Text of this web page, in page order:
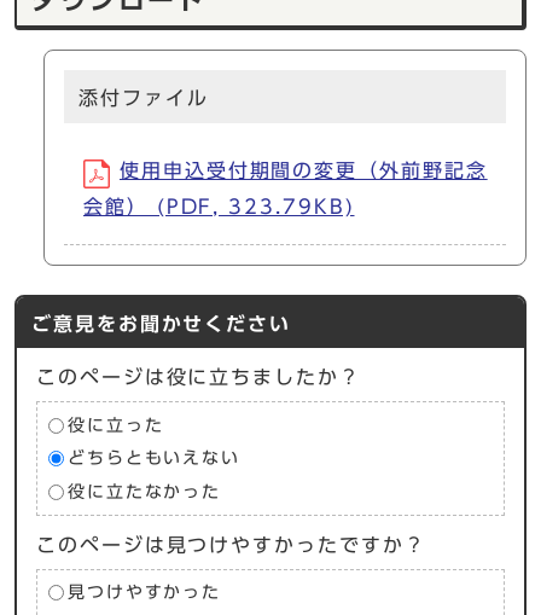
添付ファイル
使用申込受付期間の変更（外前野記念
会館） (PDF, 323.79KB)
ご意見をお聞かせください
このページは役に立ちましたか？
役に立った
どちらともいえない
役に立たなかった
このページは見つけやすかったですか？
見つけやすかった